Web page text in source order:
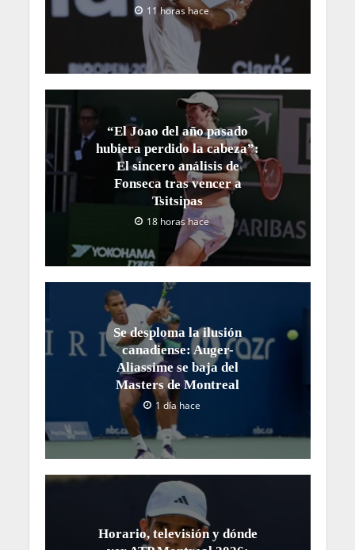
11 horas hace
“El Joao del año pasado
hubiera perdido la cabeza”:
El sincero análisis de
Fonseca tras vencer a
Tsitsipas
18 horas hace
Se desploma la ilusión
canadiense: Auger-
Aliassime se baja del
Masters de Montreal
1 día hace
Horario, televisión y dónde